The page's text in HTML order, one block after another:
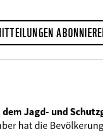
dem Jagd- und
hat die